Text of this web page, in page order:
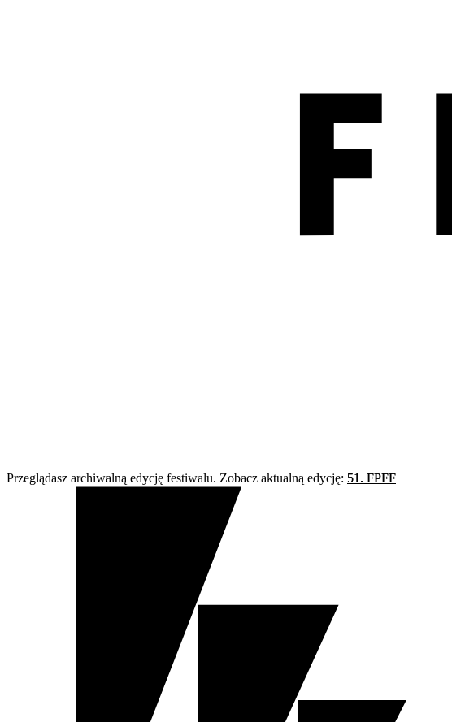
Przeglądasz archiwalną edycję festiwalu. Zobacz aktualną edycję: 51. FPFF